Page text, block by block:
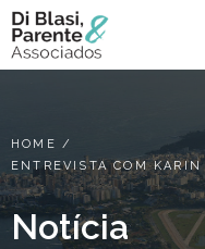
HOME /
ENTREVISTA COM
Notícia